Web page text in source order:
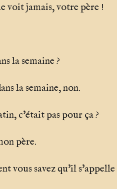
voit jamais, votre père !
la semaine ?
la semaine, non.
c'était pas pour ça ?
père.
vous savez qu'il